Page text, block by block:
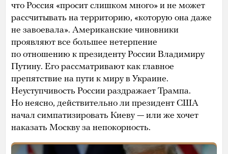
что Россия «просит слишком много» и не может
рассчитывать на территорию, «которую она даже
не завоевала». Американские чиновники
проявляют все большее нетерпение
по отношению к президенту России Владимиру
Путину. Его рассматривают как главное
препятствие на пути к миру в Украине.
Неуступчивость России раздражает Трампа.
Но неясно, действительно ли президент США
начал симпатизировать Киеву — или же хочет
наказать Москву за непокорность.